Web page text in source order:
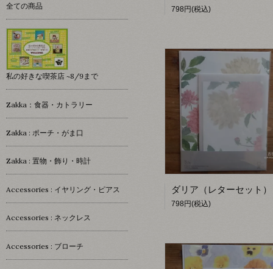
798円(税込)
798円(税込)
全ての商品
私の好きな喫茶店 ~8/9まで
Zakka：食器・カトラリー
Zakka : ポーチ・がま口
Zakka : 置物・飾り・時計
Accessories : イヤリング・ピアス
Accessories : ネックレス
Accessories : ブローチ